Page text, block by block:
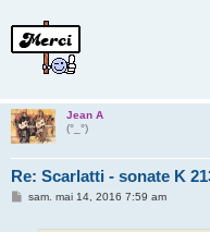
Jean A
(°_°)
Re: Scarlatti - sonate K
Msam. mai 14, 2016 7:59 am